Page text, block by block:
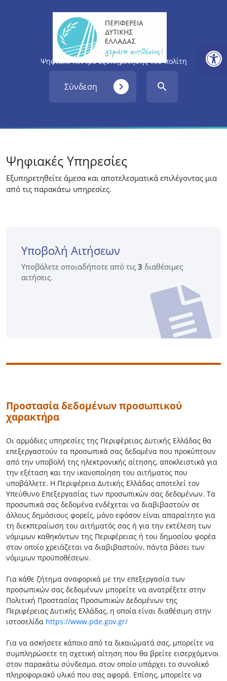
Ψηφιακό Κέντρο Εξυπηρέτησης του πολίτη
search
Σύνδεση navigate_next
Ψηφιακές Υπηρεσίες
Εξυπηρετηθείτε άμεσα και αποτελεσματικά επιλέγοντας μια
από τις παρακάτω υπηρεσίες.
Υποβολή Αιτήσεων
Υποβάλετε οποιαδήποτε από τις 3 διαθέσιμες
αιτήσεις.
Προστασία δεδομένων προσωπικού
χαρακτήρα
Οι αρμόδιες υπηρεσίες της Περιφέρειας Δυτικής Ελλάδας θα
επεξεργαστούν τα προσωπικά σας δεδομένα που προκύπτουν
από την υποβολή της ηλεκτρονικής αίτησης, αποκλειστικά για
την εξέταση και την ικανοποίηση του αιτήματος που
υποβάλλετε. Η Περιφέρεια Δυτικής Ελλάδας αποτελεί τον
Υπεύθυνο Επεξεργασίας των προσωπικών σας δεδομένων. Τα
προσωπικά σας δεδομένα ενδέχεται να διαβιβαστούν σε
άλλους δημόσιους φορείς, μόνο εφόσον είναι απαραίτητο για
τη διεκπεραίωση του αιτήματός σας ή για την εκτέλεση των
νόμιμων καθηκόντων της Περιφέρειας ή του δημοσίου φορέα
στον οποίο χρειάζεται να διαβιβαστούν, πάντα βάσει των
νόμιμων προϋποθέσεων.
Για κάθε ζήτημα αναφορικά με την επεξεργασία των
προσωπικών σας δεδομένων μπορείτε να ανατρέξετε στην
Πολιτική Προστασίας Προσωπικών Δεδομένων της
Περιφέρειας Δυτικής Ελλάδας, η οποία είναι διαθέσιμη στην
ιστοσελίδα https://www.pde.gov.gr/
Για να ασκήσετε κάποιο από τα δικαιώματά σας, μπορείτε να
συμπληρώσετε τη σχετική αίτηση που θα βρείτε εισερχόμενοι
στον παρακάτω σύνδεσμο, στον οποίο υπάρχει το συνολικό
πληροφοριακό υλικό που σας αφορά. Επίσης, μπορείτε να